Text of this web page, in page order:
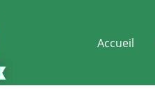
Accueil